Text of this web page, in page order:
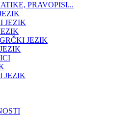
PRAVOPISI...
JEZIK
JEZIK
JEZIK